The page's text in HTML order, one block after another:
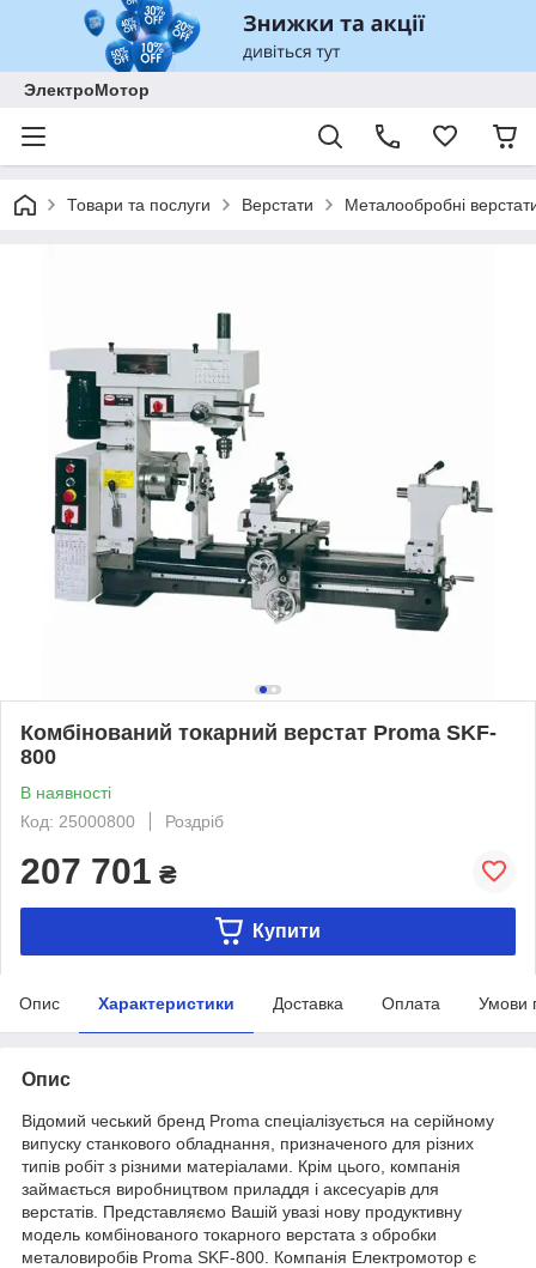
ЭлектроМотор
Товари та послуги Верстати Металообробні
Комбінований токарний верстат Proma SKF-
800
В наявності
Код: 25000800
Роздріб
207 701 ₴
Купити
Опис Характеристики Доставка Оплата Умови
Опис
Відомий чеський бренд Proma спеціалізується на серійному
випуску станкового обладнання, призначеного для різних
типів робіт з різними матеріалами. Крім цього, компанія
займається виробництвом приладдя і аксесуарів для
верстатів. Представляємо Вашій увазі нову продуктивну
модель комбінованого токарного верстата з обробки
металовиробів Proma SKF-800. Компанія Електромотор є